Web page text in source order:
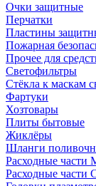
Очки защитные
Перчатки
Пластины
Пожарная
Прочее для
Светофильтры
Стёкла к маскам
Фартуки
Хозтовары
Плиты бытовые
Жиклёры
Шланги
Расходные части
Расходные части